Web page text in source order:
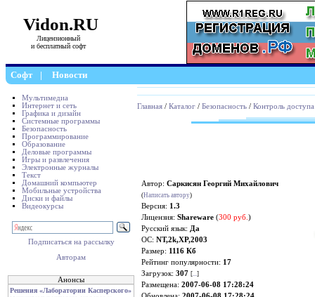
Vidon.RU
Лицензионный
и бесплатный софт
Софт | Новости
Мультимедиа
Интернет и сеть
Графика и дизайн
Системные программы
Безопасность
Программирование
Образование
Деловые программы
Игры и развлечения
Электронные журналы
Текст
Домашний компьютер
Мобильные устройства
Диски и файлы
Видеокурсы
Подписаться на рассылку
Авторам
Анонсы
Решения «Лаборатории Касперского»
Главная / Каталог / Безопасность / Контроль доступа
Автор: Саркисян Георгий Михайлович
(Написать автору)
Версия: 1.3
Лицензия: Shareware (300 руб. )
Русский язык: Да
ОС: NT,2k,XP,2003
Размер: 1116 Кб
Рейтинг популярности: 17
Загрузок: 307 [...]
Размещена: 2007-06-08 17:28:24